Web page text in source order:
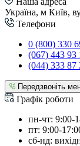
Україна, м Київ,
Телефони
0 (800) 330
(067) 443 93
(044) 333 87
Передзвоніть
Графік роботи
пн-чт: 9:00-
пт: 9:00-
сб-нд: